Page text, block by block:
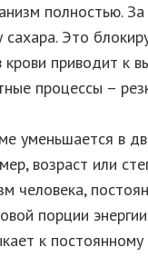
полностью.
Это
приводит к
процессы –
уменьшается в
возраст или
человека,
порции
к